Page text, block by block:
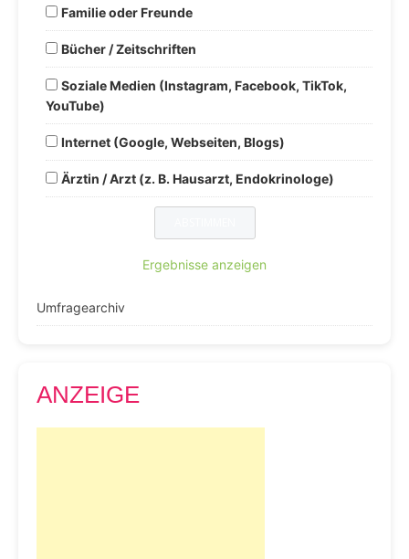
Familie oder Freunde
Bücher / Zeitschriften
Soziale Medien (Instagram, Facebook, TikTok,
YouTube)
Internet (Google, Webseiten, Blogs)
Ärztin / Arzt (z. B. Hausarzt, Endokrinologe)
Ergebnisse anzeigen
Umfragearchiv
ANZEIGE